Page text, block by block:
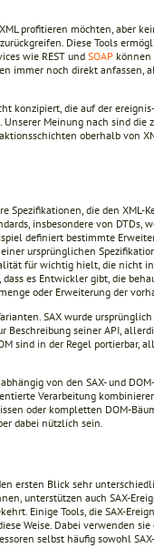
profitieren möchten, aber
Diese Tools
wie REST und SOAP können
immer noch direkt anfassen,
konzipiert, die auf der
Meinung nach sind die
oberhalb von
Spezifikationen, die den
insbesondere von DTDs,
definiert bestimmte
ursprünglichen
für wichtig hielt, die nicht
es Entwickler gibt, die
oder Erweiterung der
SAX wurde
Beschreibung seiner API,
sind in der Regel portierbar,
von den SAX- und
Verarbeitung
oder kompletten DOM-
dabei nützlich sein.
ersten Blick sehr
unterstützen auch SAX-
Einige Tools, die SAX-
Weise. Dabei verwenden
selbst häufig sowohl